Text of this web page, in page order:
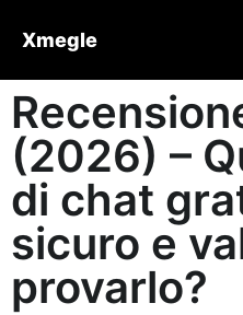
Xmegle
(2026) –
di chat
sicuro e
provarlo?